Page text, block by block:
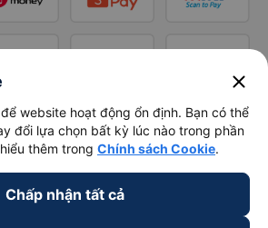
close
website hoạt động ổn định. Bạn có thể
đổi lựa chọn bất kỳ lúc nào trong phần
thêm trong Chính sách Cookie.
Chấp nhận tất cả